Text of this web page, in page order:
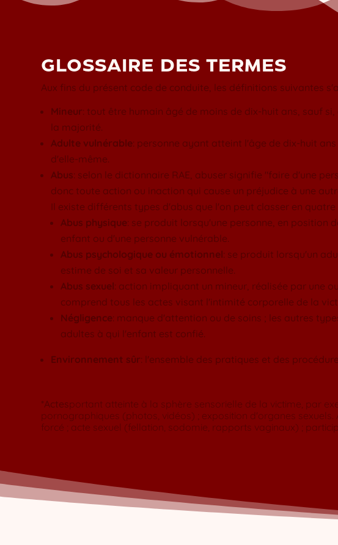
GLOSSAIRE DES TERMES
Aux fins du présent code de conduite, les définitions suivantes
Mineur: tout être humain âgé de moins de dix-huit ans, sauf
la majorité.
Adulte vulnérable: personne ayant atteint l'âge de dix-huit
d'elle-même.
Abus: selon le dictionnaire RAE, abuser signifie "faire d'une
donc toute action ou inaction qui cause un préjudice à une
Il existe différents types d'abus que l'on peut classer en
Abus physique: se produit lorsqu'une personne, en
enfant ou d'une personne vulnérable.
Abus psychologique ou émotionnel: se produit lorsqu'un
estime de soi et sa valeur personnelle.
Abus sexuel: action impliquant un mineur, réalisée par une
comprend tous les actes visant l'intimité corporelle de la
Négligence: manque d'attention ou de soins ; les autres
adultes à qui l'enfant est confié.
Environnement sûr: l'ensemble des pratiques et des
*Actesportant atteinte à la sphère sensorielle de la victime, par
pornographiques (photos, vidéos) ; exposition d'organes
forcé ; acte sexuel (fellation, sodomie, rapports vaginaux) ;